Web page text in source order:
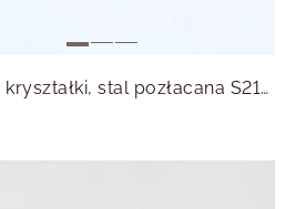
Kolczyki kryształki, stal pozłacana S215559Z00